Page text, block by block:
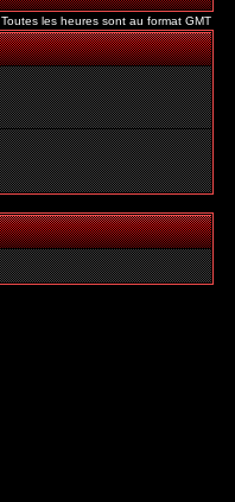
Toutes les heures sont au format GMT